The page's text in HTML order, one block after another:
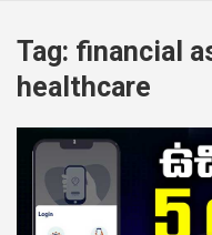
Tag: financial
healthcare